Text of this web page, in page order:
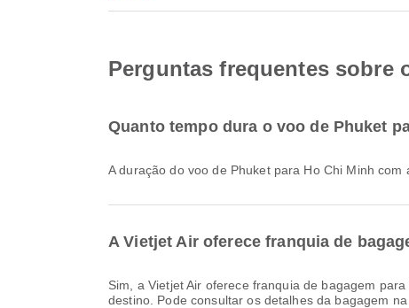
Perguntas frequentes sobre
Quanto tempo dura o voo de Phuket
A duração do voo de Phuket para Ho Chi Minh
A Vietjet Air oferece franquia de
Sim, a Vietjet Air oferece franquia de bagagem para voos Doméstico & International de Phuket para Ho Chi Minh. Os detalhes variam consoante o tipo de bilhete e o
destino. Pode consultar os detalhes da bagagem